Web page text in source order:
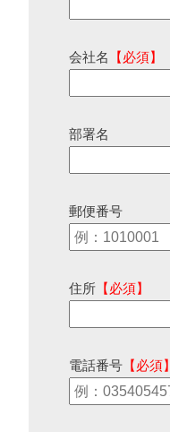
会社名 【必須】
部署名
郵便番号
住所 【必須】
電話番号 【必須】